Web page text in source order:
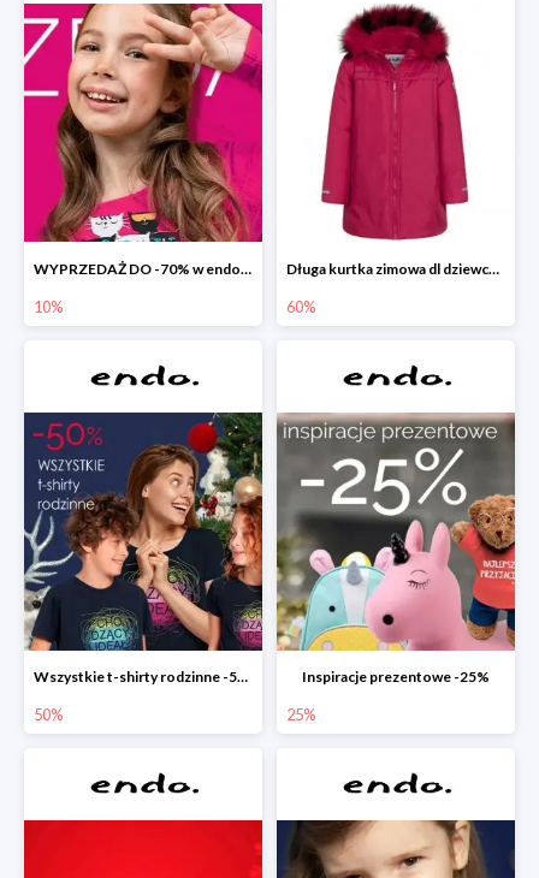
WYPRZEDAŻ DO -70% w endo.pl
10%
Długa kurtka zimowa dl dziewczynki
60%
Wszystkie t-shirty rodzinne -50%
50%
Inspiracje prezentowe -25%
25%